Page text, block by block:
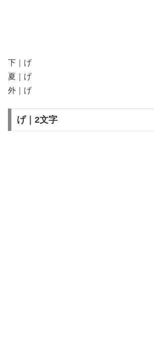
下｜げ
夏｜げ
外｜げ
げ｜2文字